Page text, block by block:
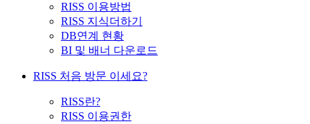
RISS 이용방법
RISS 지식더하기
DB연계 현황
BI 및 배너 다운로드
RISS 처음 방문 이세요?
RISS란?
RISS 이용권한